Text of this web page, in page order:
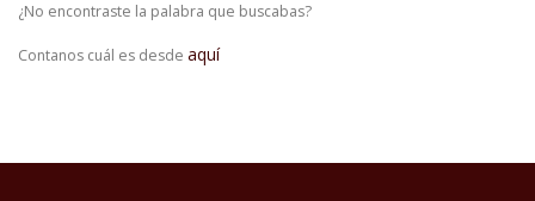
¿No encontraste la palabra que buscabas?
Contanos cuál es desde aquí